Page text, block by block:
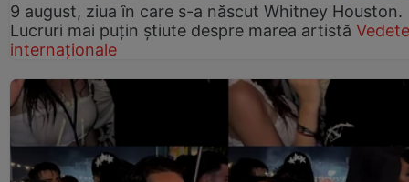
9 august, ziua în care s-a născut Whitney Houston.
Lucruri mai puțin știute despre marea artistă Vedete
internaționale